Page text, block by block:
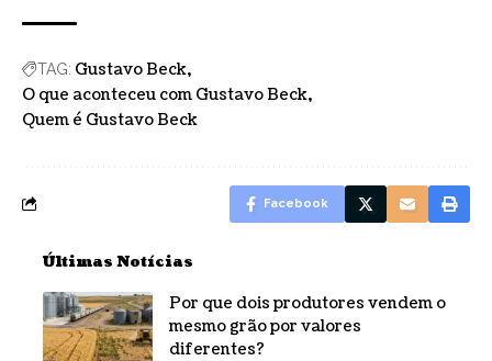
TAG: Gustavo Beck
O que aconteceu com Gustavo Beck
Quem é Gustavo Beck
Facebook
Últimas Notícias
Por que dois produtores vendem o
mesmo grão por valores
diferentes?